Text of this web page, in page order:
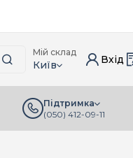
Мій склад
Київ Вхід
Підтримка
(050) 412-09-11